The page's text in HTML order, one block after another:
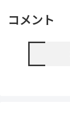
コメント